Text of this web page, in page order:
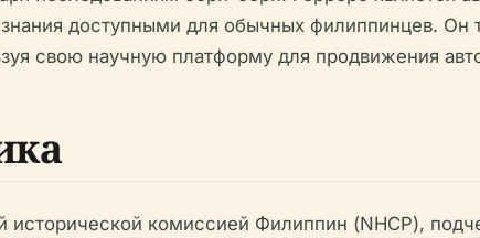
доступными для обычных филиппинцев. Он
свою научную платформу для продвижения
исторической комиссией Филиппин (NHCP),